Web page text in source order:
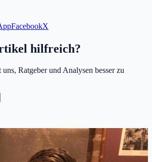
FacebookX
hilfreich?
Ratgeber und Analysen besser zu